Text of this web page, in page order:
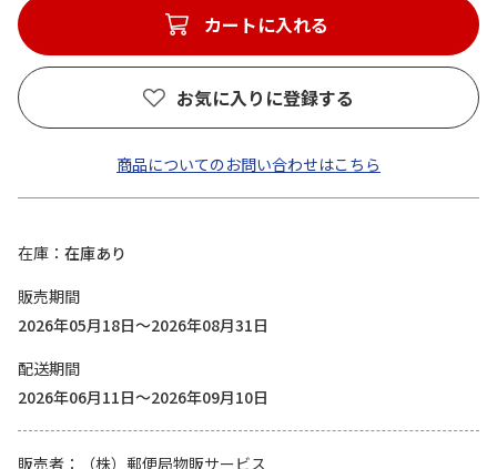
カートに入れる
お気に入りに登録する
商品についてのお問い合わせはこちら
在庫
在庫あり
販売期間
2026年05月18日～2026年08月31日
配送期間
2026年06月11日～2026年09月10日
販売者
（株）郵便局物販サービス